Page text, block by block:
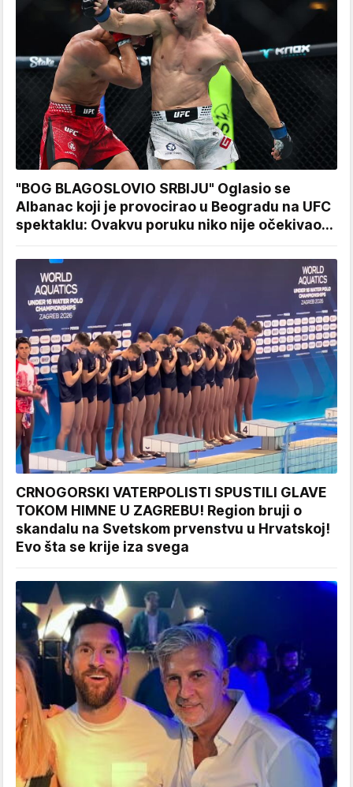
"BOG BLAGOSLOVIO SRBIJU" Oglasio se
Albanac koji je provocirao u Beogradu na UFC
spektaklu: Ovakvu poruku niko nije očekivao...
CRNOGORSKI VATERPOLISTI SPUSTILI GLAVE
TOKOM HIMNE U ZAGREBU! Region bruji o
skandalu na Svetskom prvenstvu u Hrvatskoj!
Evo šta se krije iza svega